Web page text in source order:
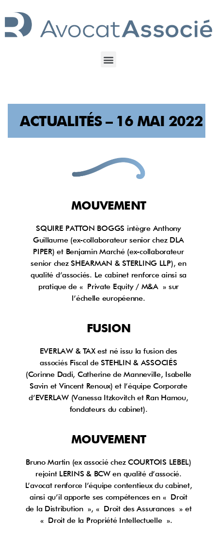
ACTUALITÉS – 16 MAI 2022
MOUVEMENT
SQUIRE PATTON BOGGS intègre Anthony
Guillaume (ex-collaborateur senior chez DLA
PIPER) et Benjamin Marché (ex-collaborateur
senior chez SHEARMAN & STERLING LLP), en
qualité d’associés. Le cabinet renforce ainsi sa
pratique de « Private Equity / M&A » sur
l’échelle européenne.
FUSION
EVERLAW & TAX est né issu la fusion des
associés Fiscal de STEHLIN & ASSOCIÉS
(Corinne Dadi, Catherine de Manneville, Isabelle
Savin et Vincent Renoux) et l’équipe Corporate
d’EVERLAW (Vanessa Itzkovitch et Ran Hamou,
fondateurs du cabinet).
MOUVEMENT
Bruno Martin (ex associé chez COURTOIS LEBEL)
rejoint LERINS & BCW en qualité d’associé.
L’avocat renforce l’équipe contentieux du cabinet,
ainsi qu’il apporte ses compétences en « Droit
de la Distribution », « Droit des Assurances » et
« Droit de la Propriété Intellectuelle ».